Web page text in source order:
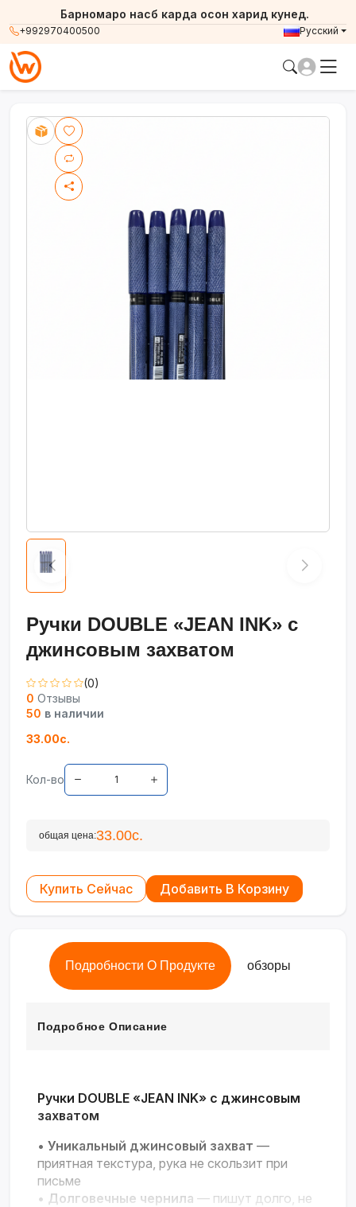
+992970400500
Барномаро насб карда осон харид кунед.
Русский
Ручки DOUBLE «JEAN INK» с
джинсовым захватом
(0)
0 Отзывы
50 в наличии
33.00с.
Кол-во
общая цена:33.00с.
Купить Сейчас Добавить В Корзину
Подробности О Продукте обзоры
Подробное Описание
Ручки DOUBLE «JEAN INK» с джинсовым
захватом
• Уникальный джинсовый захват —
приятная текстура, рука не скользит при
письме
• Долговечные чернила — пишут долго, не